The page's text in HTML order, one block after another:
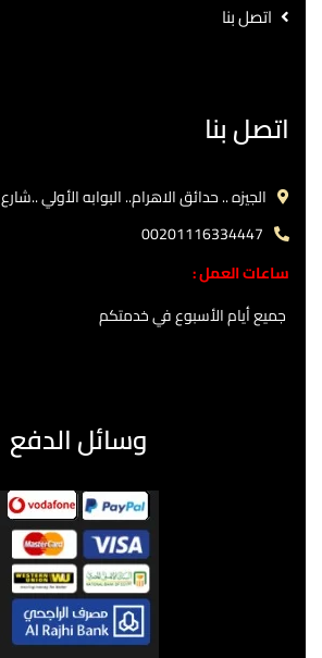
اتصل بنا
اتصل بنا
الجيزه .. حدائق الاهرام.. البوابه الأولي ..شارع 5 أ - عماره رقم 82 أ.
00201116334447
ساعات العمل :
جميع أيام الأسبوع في خدمتكم
وسائل الدفع